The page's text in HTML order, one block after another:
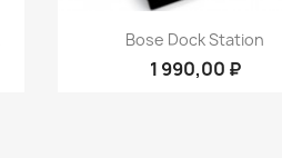
Быстрый просмотр
Bose Dock Station
1 990,00 ₽